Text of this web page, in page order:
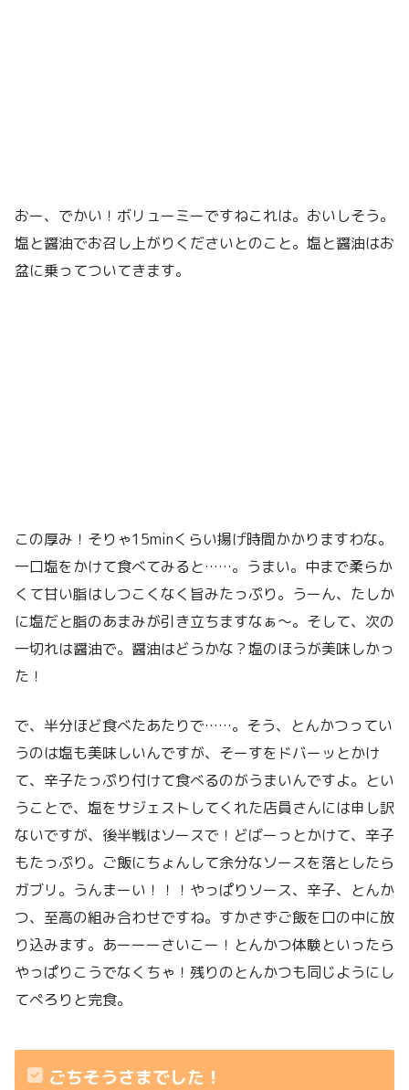
おー、でかい！ボリューミーですねこれは。おいしそう。
塩と醤油でお召し上がりくださいとのこと。塩と醤油はお
盆に乗ってついてきます。
この厚み！そりゃ15minくらい揚げ時間かかりますわな。
一口塩をかけて食べてみると……。うまい。中まで柔らか
くて甘い脂はしつこくなく旨みたっぷり。うーん、たしか
に塩だと脂のあまみが引き立ちますなぁ〜。そして、次の
一切れは醤油で。醤油はどうかな？塩のほうが美味しかっ
た！
で、半分ほど食べたあたりで……。そう、とんかつってい
うのは塩も美味しいんですが、そーすをドバーッとかけ
て、辛子たっぷり付けて食べるのがうまいんですよ。とい
うことで、塩をサジェストしてくれた店員さんには申し訳
ないですが、後半戦はソースで！どばーっとかけて、辛子
もたっぷり。ご飯にちょんして余分なソースを落としたら
ガブリ。うんまーい！！！やっぱりソース、辛子、とんか
つ、至高の組み合わせですね。すかさずご飯を口の中に放
り込みます。あーーーさいこー！とんかつ体験といったら
やっぱりこうでなくちゃ！残りのとんかつも同じようにし
てぺろりと完食。
ごちそうさまでした！